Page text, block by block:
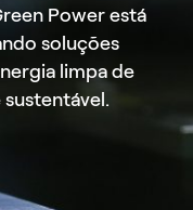
Power está
soluções
limpa de